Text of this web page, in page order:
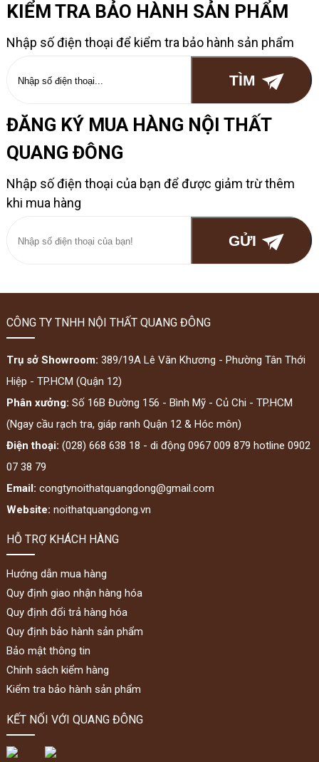
KIỂM TRA BẢO HÀNH SẢN PHẨM
Nhập số điện thoại để kiểm tra bảo hành sản phẩm
ĐĂNG KÝ MUA HÀNG NỘI THẤT
QUANG ĐÔNG
Nhập số điện thoại của bạn để được giảm trừ thêm
khi mua hàng
CÔNG TY TNHH NỘI THẤT QUANG ĐÔNG
Trụ sở Showroom: 389/19A Lê Văn Khương - Phường Tân Thới
Hiệp - TP.HCM (Quận 12)
Phân xưởng: Số 16B Đường 156 - Bình Mỹ - Củ Chi - TP.HCM
(Ngay cầu rạch tra, giáp ranh Quận 12 & Hóc môn)
Điện thoại: (028) 668 638 18 - di động 0967 009 879 hotline 0902
07 38 79
Email: congtynoithatquangdong@gmail.com
Website: noithatquangdong.vn
HỖ TRỢ KHÁCH HÀNG
Hướng dẫn mua hàng
Quy định giao nhận hàng hóa
Quy định đổi trả hàng hóa
Quy định bảo hành sản phẩm
Bảo mật thông tin
Chính sách kiểm hàng
Kiểm tra bảo hành sản phẩm
KẾT NỐI VỚI QUANG ĐÔNG